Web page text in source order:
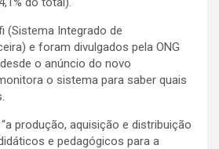
(Sistema Integrado de
e foram divulgados pela ONG
o anúncio do novo
o sistema para saber quais
produção, aquisição e distribuição
e pedagógicos para a